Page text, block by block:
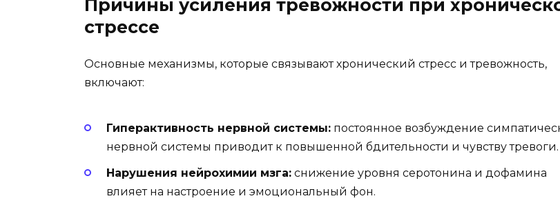
Причины усиления тревожности при
стрессе
Основные механизмы, которые связывают хронический стресс и тревожность,
включают:
Гиперактивность нервной системы: постоянное возбуждение
нервной системы приводит к повышенной бдительности и чувству тревоги.
Нарушения нейрохимии мзга: снижение уровня серотонина и дофамина
влияет на настроение и эмоциональный фон.